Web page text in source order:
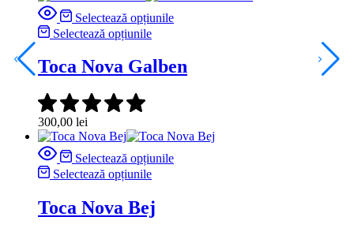
Selectează opțiunile
Selectează opțiunile
Toca Nova Galben
300,00 lei
Selectează opțiunile
Selectează opțiunile
Toca Nova Bej